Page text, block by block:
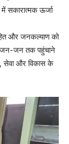
सकारात्मक ऊर्जा
और जनकल्याण को
जन-जन तक पहुंचाने
सेवा और विकास के